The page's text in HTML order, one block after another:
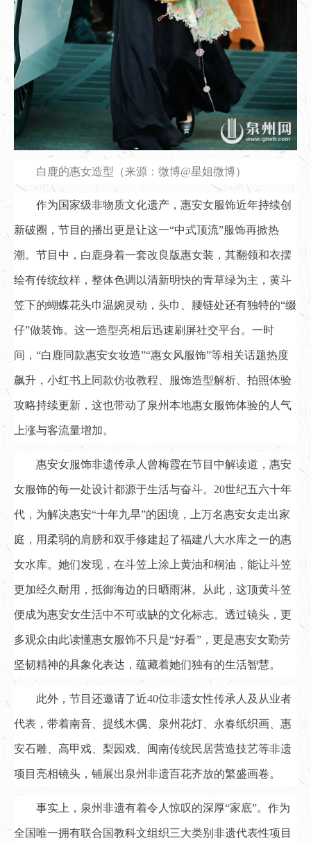
白鹿的惠女造型（来源：微博@星姐微博）
作为国家级非物质文化遗产，惠安女服饰近年持续创
新破圈，节目的播出更是让这一“中式顶流”服饰再掀热
潮。节目中，白鹿身着一套改良版惠女装，其翻领和衣摆
绘有传统纹样，整体色调以清新明快的青草绿为主，黄斗
笠下的蝴蝶花头巾温婉灵动，头巾、腰链处还有独特的“缀
仔”做装饰。这一造型亮相后迅速刷屏社交平台。一时
间，“白鹿同款惠安女妆造”“惠女风服饰”等相关话题热度
飙升，小红书上同款仿妆教程、服饰造型解析、拍照体验
攻略持续更新，这也带动了泉州本地惠女服饰体验的人气
上涨与客流量增加。
惠安女服饰非遗传承人曾梅霞在节目中解读道，惠安
女服饰的每一处设计都源于生活与奋斗。20世纪五六十年
代，为解决惠安“十年九旱”的困境，上万名惠安女走出家
庭，用柔弱的肩膀和双手修建起了福建八大水库之一的惠
女水库。她们发现，在斗笠上涂上黄油和桐油，能让斗笠
更加经久耐用，抵御海边的日晒雨淋。从此，这顶黄斗笠
便成为惠安女生活中不可或缺的文化标志。透过镜头，更
多观众由此读懂惠女服饰不只是“好看”，更是惠安女勤劳
坚韧精神的具象化表达，蕴藏着她们独有的生活智慧。
此外，节目还邀请了近40位非遗女性传承人及从业者
代表，带着南音、提线木偶、泉州花灯、永春纸织画、惠
安石雕、高甲戏、梨园戏、闽南传统民居营造技艺等非遗
项目亮相镜头，铺展出泉州非遗百花齐放的繁盛画卷。
事实上，泉州非遗有着令人惊叹的深厚“家底”。作为
全国唯一拥有联合国教科文组织三大类别非遗代表性项目